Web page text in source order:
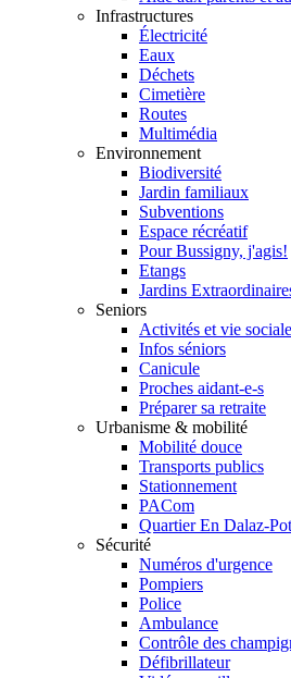
Infrastructures
Électricité
Eaux
Déchets
Cimetière
Routes
Multimédia
Environnement
Biodiversité
Jardin familiaux
Subventions
Espace récréatif
Pour Bussigny, j'agis!
Etangs
Jardins
Seniors
Activités et vie sociale
Infos séniors
Canicule
Proches aidant-e-s
Préparer sa retraite
Urbanisme & mobilité
Mobilité douce
Transports publics
Stationnement
PACom
Quartier En Dalaz-
Sécurité
Numéros d'urgence
Pompiers
Police
Ambulance
Contrôle des
Défibrillateur